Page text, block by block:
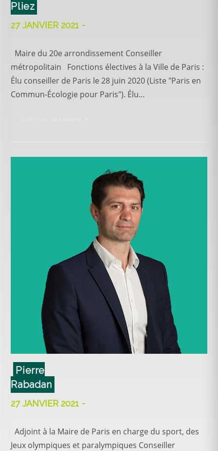
Pliez
27 JANVIER 2021
Maire du 20e arrondissement Conseiller
métropolitain Fonctions électives à la Ville de Paris :
Élu conseiller de Paris le 28 juin 2020 (Liste "Paris en
Commun-Écologie pour Paris"). Élu…
Pierre
Rabadan
27 JANVIER 2021
Adjoint à la Maire de Paris en charge du sport, des
Jeux olympiques et paralympiques Conseiller